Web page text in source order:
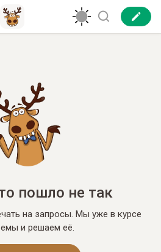
пошло не так
на запросы. Мы уже в курсе
и решаем её.